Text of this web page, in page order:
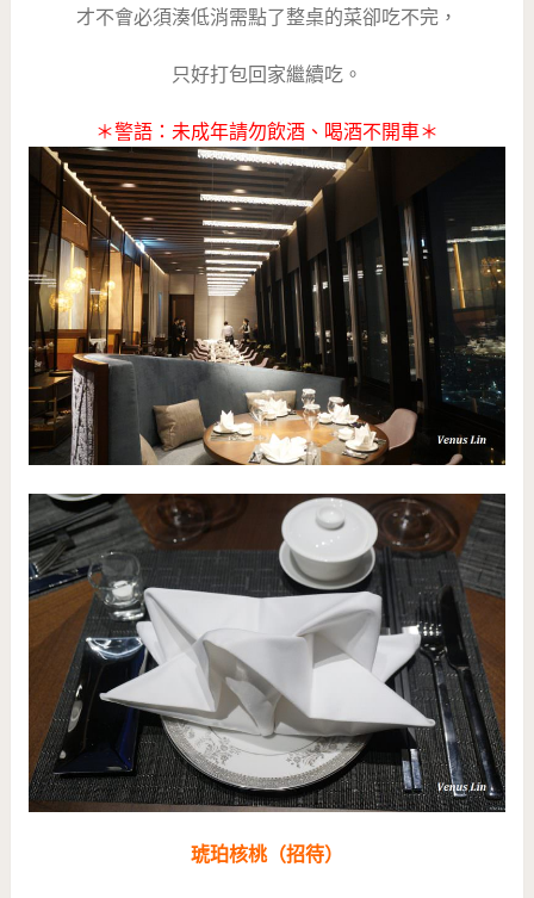
才不會必須湊低消需點了整桌的菜卻吃不完，
只好打包回家繼續吃。
＊警語：未成年請勿飲酒、喝酒不開車＊
琥珀核桃（招待）